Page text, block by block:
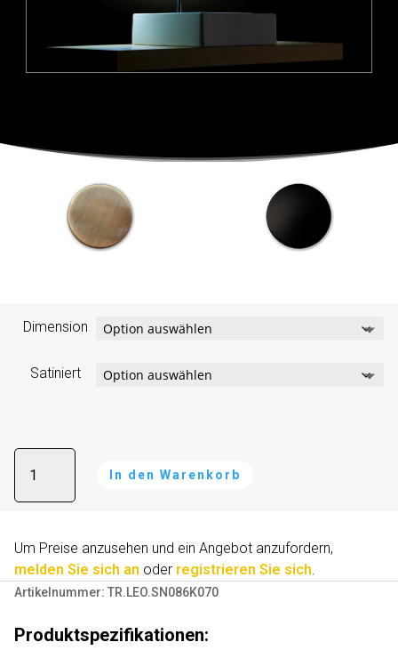
Dimension
Satiniert
Badspiegel
modern
-
Menge
In den Warenkorb
t
e
r
a
Um Preise anzusehen und ein Angebot anzufordern,
melden Sie sich an oder registrieren Sie sich
Artikelnummer: TR.LEO.SN086K070
Produktspezifikationen: